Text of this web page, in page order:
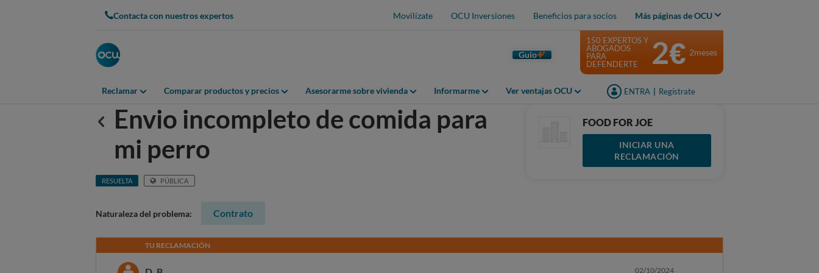
Contacta con nuestros expertos Movilízate OCU Inversiones Beneficios para socios Más páginas de OCU
Guio
Reclamar Comparar productos y precios Asesorarme sobre vivienda Informarme Ver ventajas OCU ENTRA Regístrate
150 EXPERTOS Y
ABOGADOS
PARA
DEFENDERTE
2€ 2meses
Anterior
Envio incompleto de comida para
mi perro
RESUELTA PÚBLICA
FOOD FOR JOE
INICIAR UNA
RECLAMACIÓN
Naturaleza del problema: Contrato
TU RECLAMACIÓN
02/10/2024